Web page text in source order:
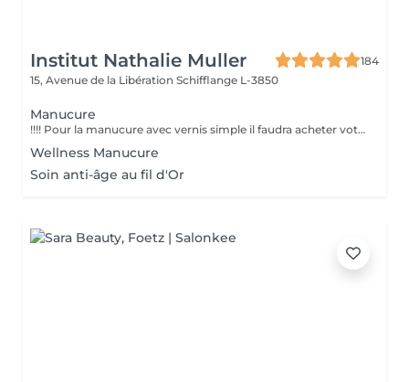
Institut Nathalie Muller
184
15, Avenue de la Libération Schifflange L-3850
Manucure
!!!! Pour la manucure avec vernis simple il faudra acheter votre vernis à 8 euros (large choix de couleurs). Ou ramener votre vernis. Temps estimé celui-ci peut varier.
Wellness Manucure
Soin anti-âge au fil d'Or